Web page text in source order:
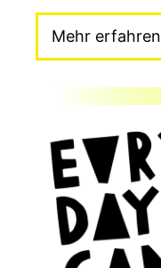
Mehr erfahren